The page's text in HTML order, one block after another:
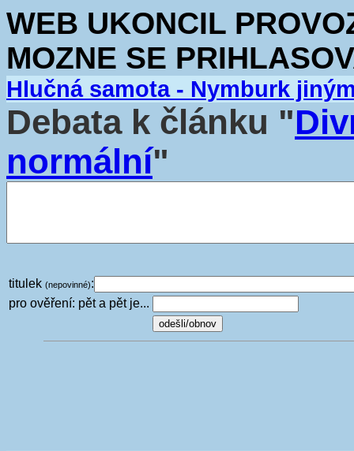
WEB UKONCIL
MOZNE SE
Hlučná samota - Nymburk
Debata k článku "
normální"
titulek (nepovinné):
pro ověření: pět a pět je...